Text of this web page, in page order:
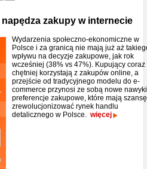
zakupy w internecie
Wydarzenia społeczno-ekonomiczne w
Polsce i za granicą nie mają już aż
wpływu na decyzje zakupowe, jak rok
wcześniej (38% vs 47%). Kupujący coraz
chętniej korzystają z zakupów online, a
przejście od tradycyjnego modelu do e-
commerce przynosi ze sobą nowe
preferencje zakupowe, które mają szansę
zrewolucjonizować rynek handlu
detalicznego w Polsce. więcej